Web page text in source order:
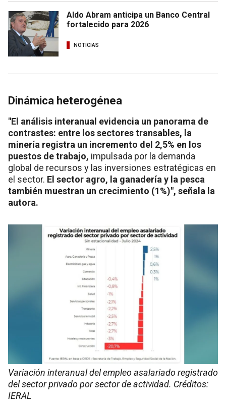
Aldo Abram anticipa un Banco Central
fortalecido para 2026
NOTICIAS
Dinámica heterogénea
"El análisis interanual evidencia un panorama de
contrastes: entre los sectores transables, la
minería registra un incremento del 2,5% en los
puestos de trabajo, impulsada por la demanda
global de recursos y las inversiones estratégicas en
el sector. El sector agro, la ganadería y la pesca
también muestran un crecimiento (1%)", señala la
autora.
Variación interanual del empleo asalariado registrado
del sector privado por sector de actividad. Créditos:
IERAL